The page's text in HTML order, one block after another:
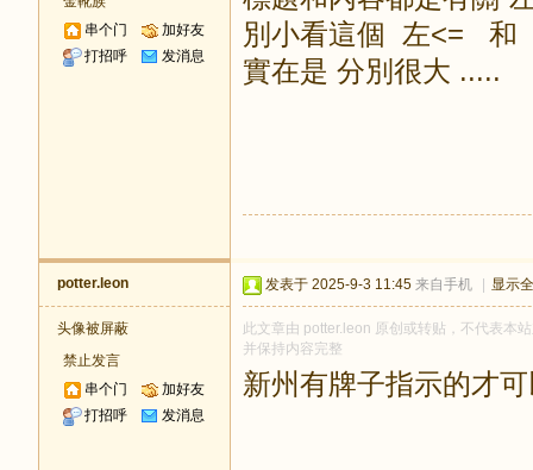
串个门
加好友
打招呼
发消息
別小看這個 左<= 和
實在是 分別很大 .....
potter.leon
头像被屏蔽
禁止发言
串个门
加好友
打招呼
发消息
发表于 2025-9-3 11:45 来自手机 显示
此文章由 potter.leon 原创或转贴，不代表本
并保持内容完整
新州有牌子指示的才